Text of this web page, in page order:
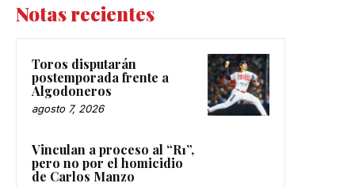
Notas recientes
Toros disputarán
postemporada frente a
Algodoneros
agosto 7, 2026
Vinculan a proceso al “R1”,
pero no por el homicidio
de Carlos Manzo